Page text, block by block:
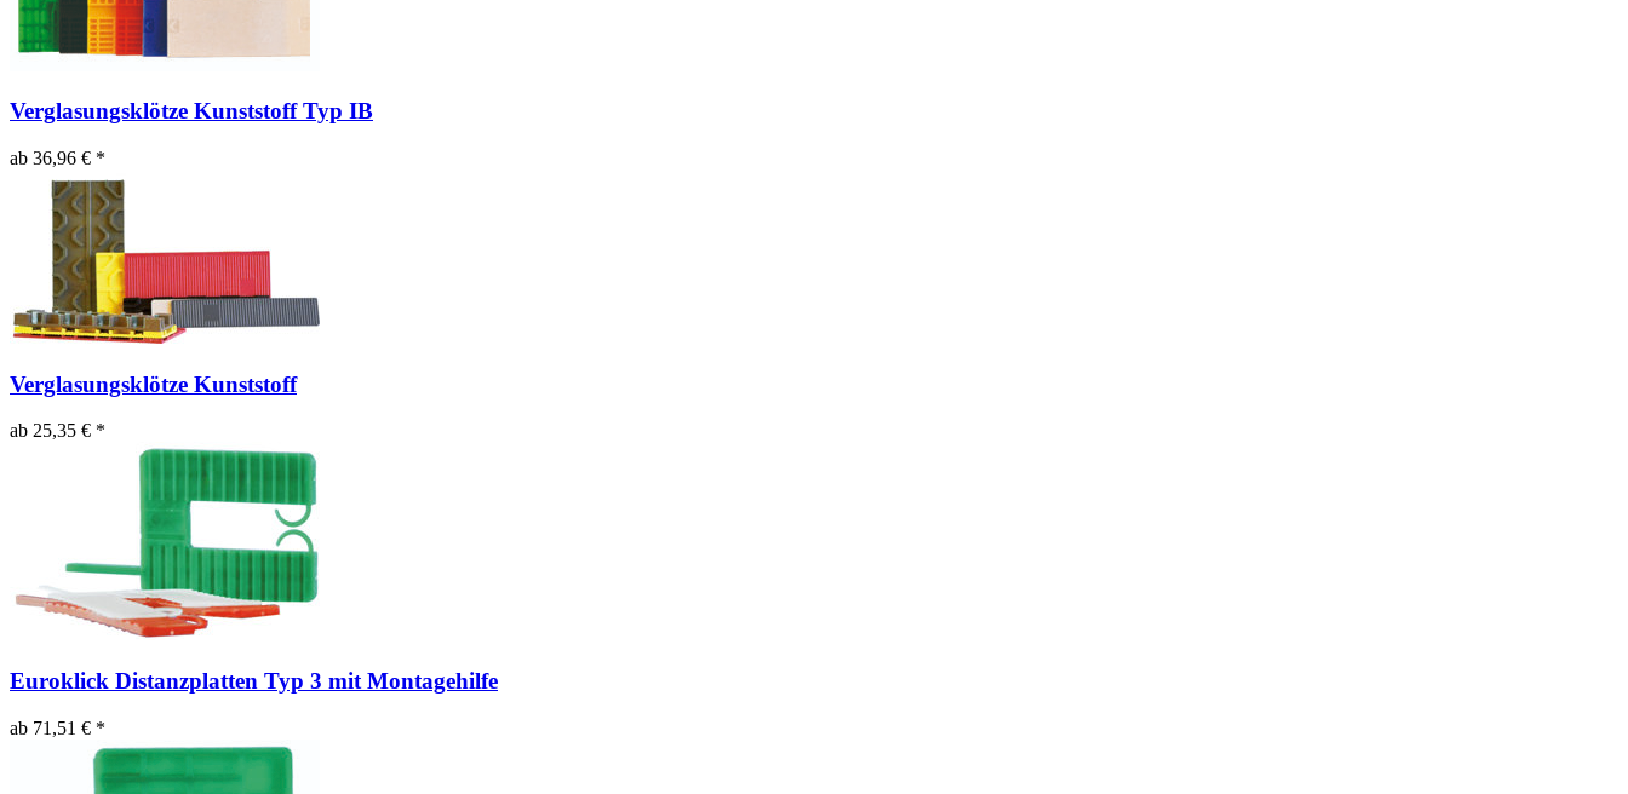
Verglasungsklötze Kunststoff Typ IB
ab 36,96 € *
Verglasungsklötze Kunststoff
ab 25,35 € *
Euroklick Distanzplatten Typ 3 mit Montagehilfe
ab 71,51 € *